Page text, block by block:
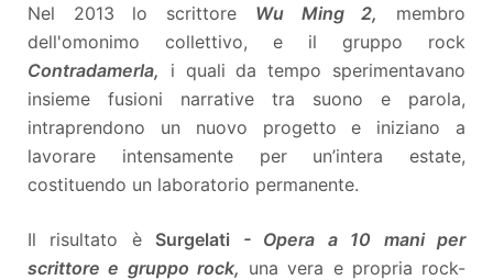
Nel 2013 lo scrittore Wu Ming 2,
membro
dell'omonimo collettivo, e il gruppo rock
Contradamerla, i quali da tempo sperimentavano
insieme fusioni narrative tra suono e parola,
intraprendono un nuovo progetto e iniziano a
lavorare intensamente per un’intera estate,
costituendo un laboratorio permanente.
Il risultato è Surgelati - Opera a 10 mani per
scrittore e gruppo rock, una vera e propria rock-